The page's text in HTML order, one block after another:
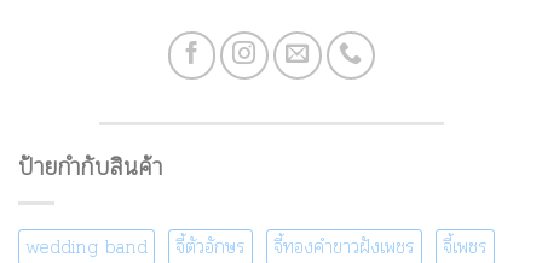
ป้ายกำกับสินค้า
wedding band จี้ตัวอักษร จี้ทองคำขาวฝังเพชร
จี้เพชร